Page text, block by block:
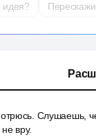
идея?
Слушаешь,
вру.